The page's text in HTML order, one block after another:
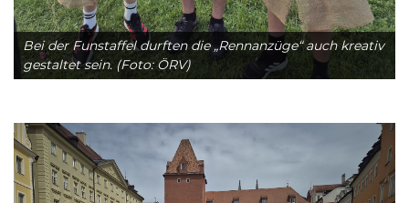
Bei der Funstaffel durften die „Rennanzüge“ auch kreativ
gestaltet sein. (Foto: ÖRV)